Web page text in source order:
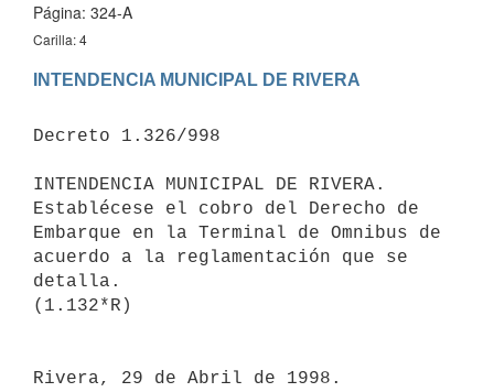
Página: 324-A
Carilla: 4
Decreto 1.326/998
INTENDENCIA MUNICIPAL DE RIVERA.
Establécese el cobro del Derecho de
Embarque en la Terminal de Omnibus de
acuerdo a la reglamentación que se
detalla.
(1.132*R)
Rivera, 29 de Abril de 1998.